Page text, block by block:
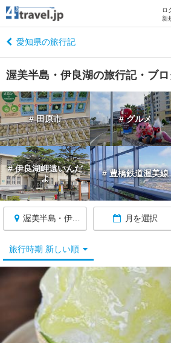
ロ
新
愛知県の旅行記
渥美半島・伊良湖の旅行記・ブ
# 田原市 # グルメ
# 伊良湖岬遠いんだ
よ
# 豊橋鉄道渥美線
渥美半島・伊良湖 月を選択
愛
知
へ
戻
る
愛
知
べ
て
宮
旅行時期 新しい順